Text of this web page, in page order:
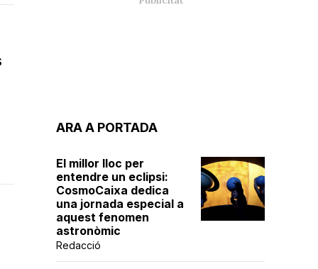
ARA A PORTADA
El millor lloc per
entendre un eclipsi:
CosmoCaixa dedica
una jornada especial a
aquest fenomen
astronòmic
Redacció